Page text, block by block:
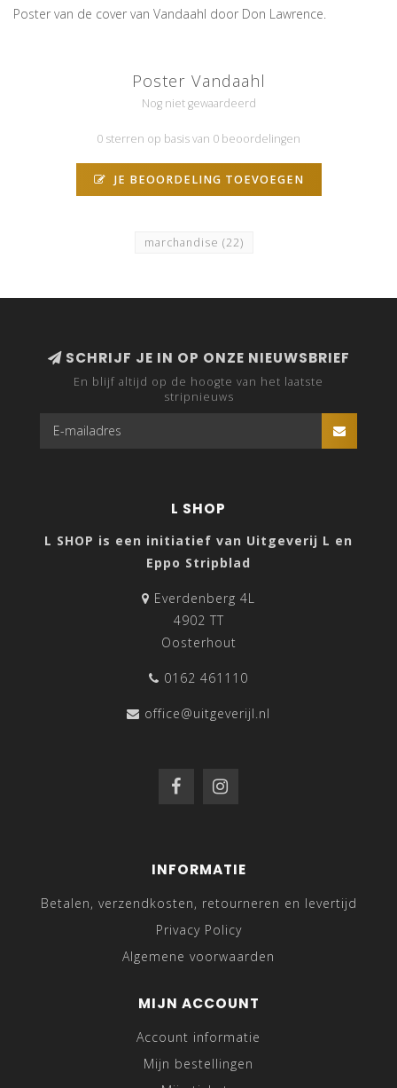
Poster van de cover van Vandaahl door Don Lawrence.
Poster Vandaahl
Nog niet gewaardeerd
0 sterren op basis van 0 beoordelingen
JE BEOORDELING TOEVOEGEN
marchandise (22)
SCHRIJF JE IN OP ONZE NIEUWSBRIEF
En blijf altijd op de hoogte van het laatste
stripnieuws
L SHOP
L SHOP is een initiatief van Uitgeverij L en
Eppo Stripblad
Everdenberg 4L
4902 TT
Oosterhout
0162 461110
office@uitgeverijl.nl
INFORMATIE
Betalen, verzendkosten, retourneren en levertijd
Privacy Policy
Algemene voorwaarden
MIJN ACCOUNT
Account informatie
Mijn bestellingen